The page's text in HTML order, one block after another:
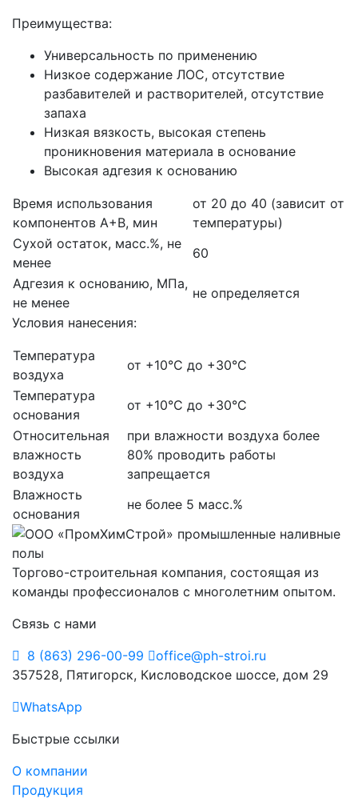
Преимущества:
Универсальность по применению
Низкое содержание ЛОС, отсутствие
разбавителей и растворителей, отсутствие
запаха
Низкая вязкость, высокая степень
проникновения материала в основание
Высокая адгезия к основанию
Время использования
компонентов А+В, мин
от 20 до 40 (зависит от
температуры)
Сухой остаток, масс.%, не
менее
60
Адгезия к основанию, МПа,
не менее
не определяется
Условия нанесения:
Температура
воздуха
от +10°С до +30°С
Температура
основания
от +10°С до +30°С
Относительная
влажность
воздуха
при влажности воздуха более
80% проводить работы
запрещается
Влажность
основания
не более 5 масс.%
Торгово-строительная компания, состоящая из
команды профессионалов с многолетним опытом.
Связь с нами
8 (863) 296-00-99
office@ph-stroi.ru
357528, Пятигорск, Кисловодское шоссе, дом 29
WhatsApp
Быстрые ссылки
О компании
Продукция